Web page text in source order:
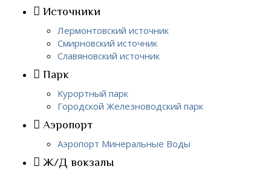
Источники
Лермонтовский источник
Смирновский источник
Славяновский источник
Парк
Курортный парк
Городской Железноводский парк
Аэропорт
Аэропорт Минеральные Воды
Ж/Д вокзалы